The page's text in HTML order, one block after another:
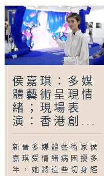
侯嘉琪：多媒
體藝術呈現情
緒；現場表
演：香港創...
新晉多媒體藝術家侯
嘉琪受情緒病困擾多
年，她將這些切身經